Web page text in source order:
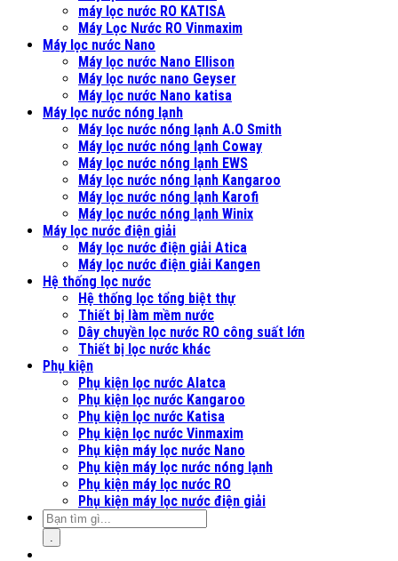
máy lọc nước RO KATISA
Máy Lọc Nước RO Vinmaxim
Máy lọc nước Nano
Máy lọc nước Nano Ellison
Máy lọc nước nano Geyser
Máy lọc nước Nano katisa
Máy lọc nước nóng lạnh
Máy lọc nước nóng lạnh A.O Smith
Máy lọc nước nóng lạnh Coway
Máy lọc nước nóng lạnh EWS
Máy lọc nước nóng lạnh Kangaroo
Máy lọc nước nóng lạnh Karofi
Máy lọc nước nóng lạnh Winix
Máy lọc nước điện giải
Máy lọc nước điện giải Atica
Máy lọc nước điện giải Kangen
Hệ thống lọc nước
Hệ thống lọc tổng biệt thự
Thiết bị làm mềm nước
Dây chuyền lọc nước RO công suất lớn
Thiết bị lọc nước khác
Phụ kiện
Phụ kiện lọc nước Alatca
Phụ kiện lọc nước Kangaroo
Phụ kiện lọc nước Katisa
Phụ kiện lọc nước Vinmaxim
Phụ kiện máy lọc nước Nano
Phụ kiện máy lọc nước nóng lạnh
Phụ kiện máy lọc nước RO
Phụ kiện máy lọc nước điện giải
.